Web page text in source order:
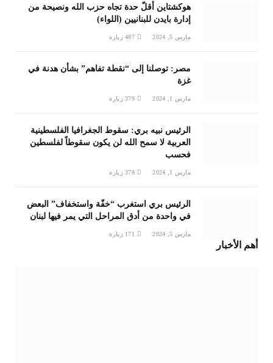
هوكشتاين أقلّ حدة تجاه حزب الله ونصيحة من
إدارة بايدن للبنانيين (اللواء)
مارس 5, 2024 487 زيارة
مصر: توصلنا إلى “نقطة تفاهم” بشأن هدنة في
غزة
مارس 1, 2024 379 زيارة
الرئيس نبيه بري: سقوط الجغرافيا الفلسطينية
العربية لا سمح الله لن يكون سقوطاً لفلسطين
فحسب
مارس 1, 2024 378 زيارة
الرئيس بري استغرب “خفّة واستخفاف” البعض
في واحدة من أدق المراحل التي يمر فيها لبنان
مارس 5, 2024 171 زيارة
أهم الأخبار